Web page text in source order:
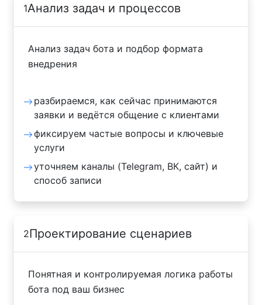
1Анализ задач и процессов
Анализ задач бота и подбор формата
внедрения
разбираемся, как сейчас принимаются
заявки и ведётся общение с клиентами
фиксируем частые вопросы и ключевые
услуги
уточняем каналы (Telegram, ВК, сайт) и
способ записи
2Проектирование сценариев
Понятная и контролируемая логика работы
бота под ваш бизнес